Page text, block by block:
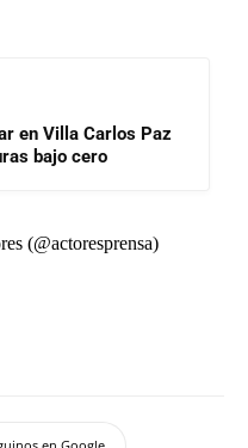
en Villa Carlos Paz
bajo cero
(@actoresprensa)